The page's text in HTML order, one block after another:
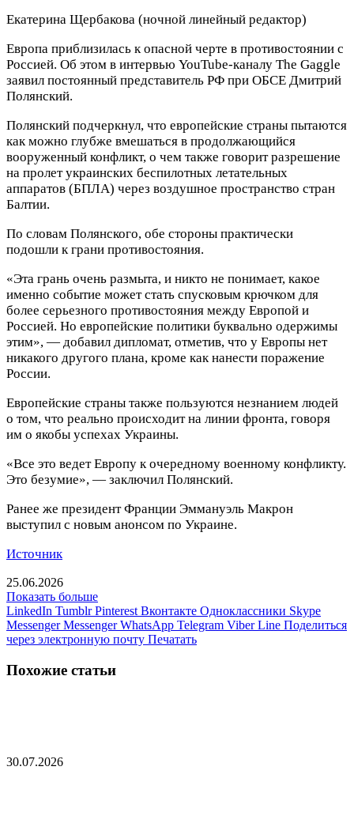
Екатерина Щербакова (ночной линейный редактор)
Европа приблизилась к опасной черте в противостоянии с
Россией. Об этом в интервью YouTube-каналу The Gaggle
заявил постоянный представитель РФ при ОБСЕ Дмитрий
Полянский.
Полянский подчеркнул, что европейские страны пытаются
как можно глубже вмешаться в продолжающийся
вооруженный конфликт, о чем также говорит разрешение
на пролет украинских беспилотных летательных
аппаратов (БПЛА) через воздушное пространство стран
Балтии.
По словам Полянского, обе стороны практически
подошли к грани противостояния.
«Эта грань очень размыта, и никто не понимает, какое
именно событие может стать спусковым крючком для
более серьезного противостояния между Европой и
Россией. Но европейские политики буквально одержимы
этим», — добавил дипломат, отметив, что у Европы нет
никакого другого плана, кроме как нанести поражение
России.
Европейские страны также пользуются незнанием людей
о том, что реально происходит на линии фронта, говоря
им о якобы успехах Украины.
«Все это ведет Европу к очередному военному конфликту.
Это безумие», — заключил Полянский.
Ранее же президент Франции Эммануэль Макрон
выступил с новым анонсом по Украине.
Источник
25.06.2026
Показать больше
LinkedIn Tumblr Pinterest Вконтакте Одноклассники Skype
Messenger Messenger WhatsApp Telegram Viber Line Поделиться
через электронную почту Печатать
Похожие статьи
30.07.2026